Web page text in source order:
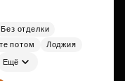
Без отделки
потом
Лоджия
Ещё